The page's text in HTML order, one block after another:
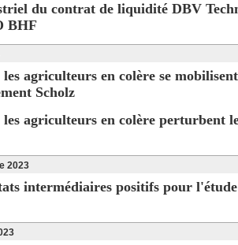
du contrat de liquidité DBV
BHF
agriculteurs en colère se
Scholz
les agriculteurs en colère perturbent
2023
intermédiaires positifs pour l'étude